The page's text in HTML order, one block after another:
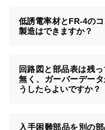
低誘電率材とFR-4の
製造はできますか？
回路図と部品表は残
無く、ガーバーデー
うしたらよいですか？
入手困難部品を別の